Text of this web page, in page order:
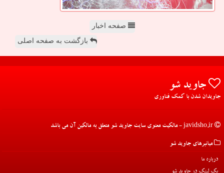
صفحه اخبار
بازگشت به صفحه اصلی
جاوید شو
جاویدان شدن با کمک فناوری
میانبرهای جاوید شو
درباره ما